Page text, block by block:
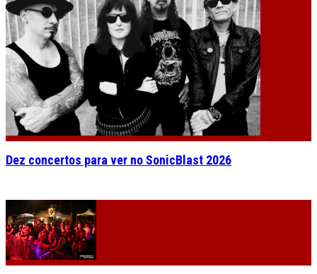
Dez concertos para ver no SonicBlast 2026